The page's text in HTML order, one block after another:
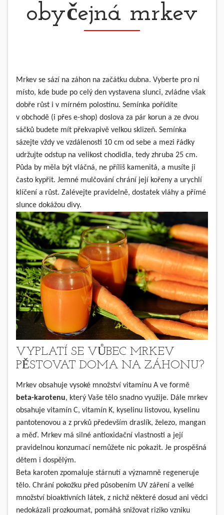
obyčejná mrkev
Mrkev se sází na záhon na začátku dubna. Vyberte pro ni
místo, kde bude po celý den vystavena slunci, zvládne však
dobře růst i v mírném polostínu. Semínka pořídíte
v obchodě (i přes e-shop) doslova za pár korun a ze dvou
sáčků budete mít překvapivě velkou sklizeň. Semínka
sázejte vždy ve vzdálenosti 10 cm od sebe a mezi řádky
udržujte odstup na velikost chodidla, tedy zhruba 25 cm.
Půda by měla být vláčná, ne příliš kamenitá, a musíte ji
často kypřit. Jemné mulčování chrání její kořeny a urychlí
klíčení a růst. Zalévejte pravidelně, dostatek vláhy a přímé
slunce dokážou divy.
VYPLATÍ SE VŮBEC MRKEV
PĚSTOVAT DOMA NA ZÁHONU?
Mrkev obsahuje vysoké množství vitamínu A ve formě
beta-karotenu, který Vaše tělo snadno využije. Dále mrkev
obsahuje vitamín C, vitamín K, kyselinu listovou, kyselinu
pantotenovou a z prvků především draslík, železo, mangan
a měď. Mrkev má silné antioxidační vlastnosti a její
pravidelnou konzumací nemůžete nic pokazit. Je prospěšná
dětem i dospělým.
Beta karoten zpomaluje stárnutí a významně regeneruje
tělo. Chrání pokožku před působením UV záření a velké
množství bioaktivních látek, z nichž některé dosud ani vědci
nedokázali prozkoumat, pomáhá snižovat riziko vzniku